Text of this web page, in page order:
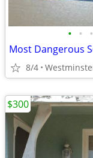
• • •
8/4
$300